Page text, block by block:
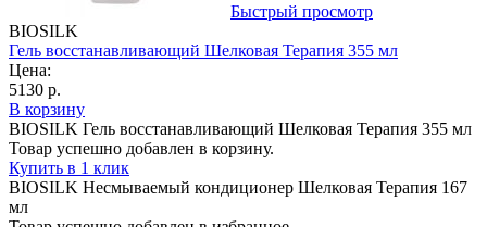
Быстрый просмотр
BIOSILK
Гель восстанавливающий Шелковая Терапия 355 мл
Цена:
5130 р.
В корзину
BIOSILK Гель восстанавливающий Шелковая Терапия 355 мл
Товар успешно добавлен в корзину.
Купить в 1 клик
BIOSILK Несмываемый кондиционер Шелковая Терапия 167
мл